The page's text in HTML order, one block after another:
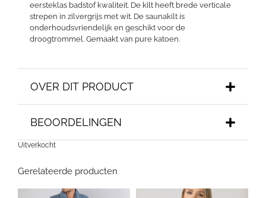
eersteklas badstof kwaliteit. De kilt heeft brede verticale
strepen in zilvergrijs met wit. De saunakilt is
onderhoudsvriendelijk en geschikt voor de
droogtrommel. Gemaakt van pure katoen.
OVER DIT PRODUCT
BEOORDELINGEN
Uitverkocht
Gerelateerde producten